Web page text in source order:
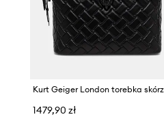
1479,90 zł